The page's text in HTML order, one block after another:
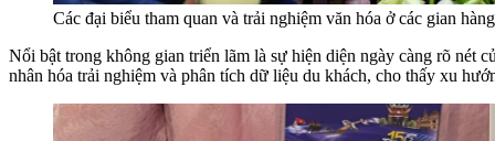
Các đại biểu tham quan và trải nghiệm văn hóa ở các gian
Nổi bật trong không gian triển lãm là sự hiện diện ngày càng rõ nét
nhân hóa trải nghiệm và phân tích dữ liệu du khách, cho thấy xu